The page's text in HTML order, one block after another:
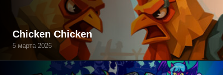
Chicken Chicken
5 марта 2026